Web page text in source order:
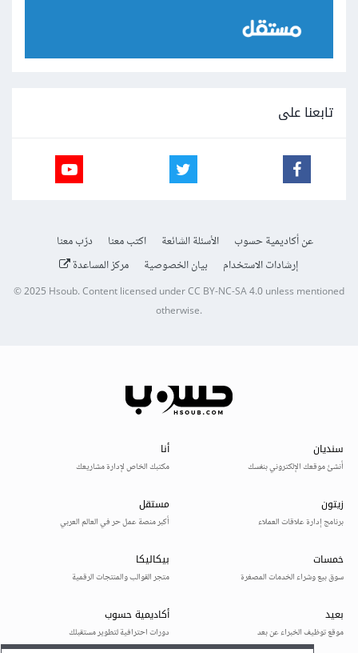
تابعنا على
عن أكاديمية حسوب الأسئلة الشائعة اكتب معنا
درّب معنا
إرشادات الاستخدام
بيان الخصوصية مركز المساعدة
© 2025Hsoub.Content licensed underCC BY-NC-SA 4.0unless mentioned
otherwise.